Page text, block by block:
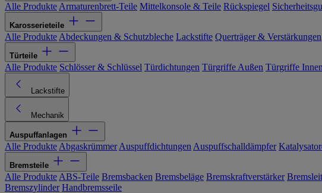
Alle Produkte Armaturenbrett-Teile Mittelkonsole & Teile Rückspiegel
Karosserieteile
Alle Produkte Abdeckungen & Schutzbleche Lackstifte Querträger & Verstärkungen
Türteile
Alle Produkte Schlösser & Schlüssel Türdichtungen Türgriffe Außen Türgriffe Innen
Lackstifte
Mechanik
Auspuffanlagen
Alle Produkte Abgaskrümmer Auspuffdichtungen Auspuffschalldämpfer
Bremsteile
Alle Produkte ABS-Teile Bremsbacken Bremsbeläge Bremskraftverstärker
Bremszylinder Handbremsseile